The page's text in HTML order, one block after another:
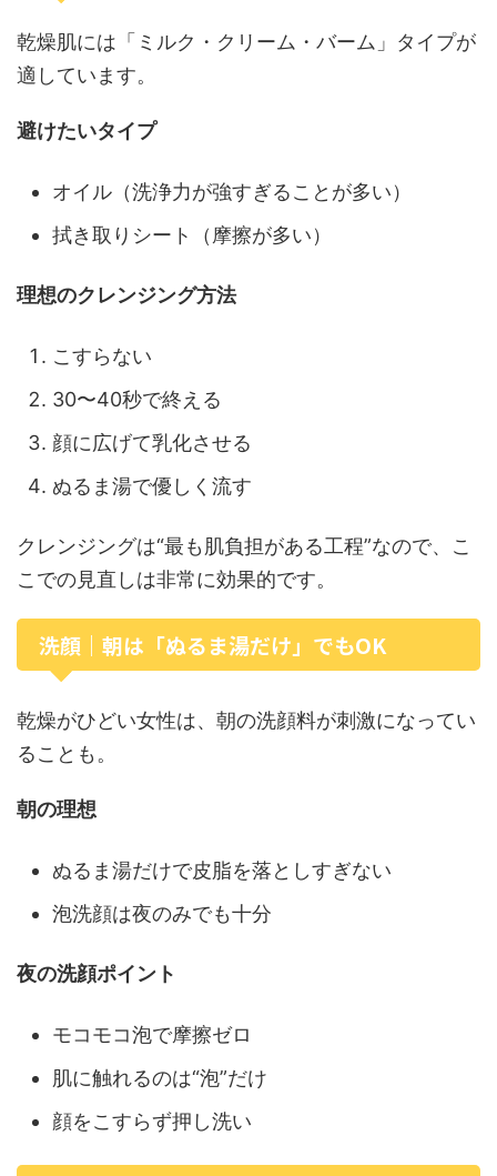
乾燥肌には「ミルク・クリーム・バーム」タイプが
適しています。
避けたいタイプ
オイル（洗浄力が強すぎることが多い）
拭き取りシート（摩擦が多い）
理想のクレンジング方法
こすらない
30〜40秒で終える
顔に広げて乳化させる
ぬるま湯で優しく流す
クレンジングは“最も肌負担がある工程”なので、こ
こでの見直しは非常に効果的です。
洗顔｜朝は「ぬるま湯だけ」でもOK
乾燥がひどい女性は、朝の洗顔料が刺激になってい
ることも。
朝の理想
ぬるま湯だけで皮脂を落としすぎない
泡洗顔は夜のみでも十分
夜の洗顔ポイント
モコモコ泡で摩擦ゼロ
肌に触れるのは“泡”だけ
顔をこすらず押し洗い